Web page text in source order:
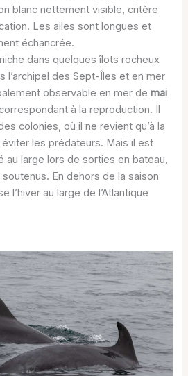
blanc nettement visible, critère
Les ailes sont longues et
échancrée.
dans quelques îlots rocheux
l’archipel des Sept-Îles et en mer
observable en mer demai
à la reproduction. Il
colonies, où il ne revient qu’à la
les prédateurs. Mais il est
large lors de sorties en bateau,
En dehors de la saison
l’hiver au large de l’Atlantique